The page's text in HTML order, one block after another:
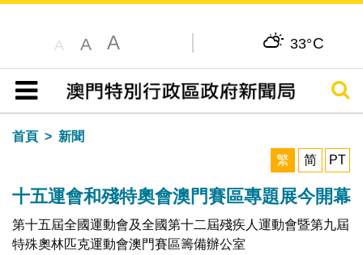
A A A 33°C
目錄
搜尋
首頁
新聞
繁
简 PT
十五運會和殘特奧會澳門賽區專題展今開幕
第十五屆全國運動會及全國第十二屆殘疾人運動會暨第九屆
特殊奧林匹克運動會澳門賽區籌備辦公室